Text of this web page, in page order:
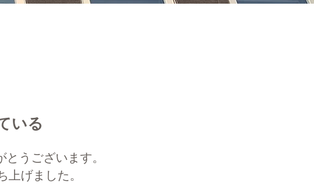
いる
うございます。
げました。